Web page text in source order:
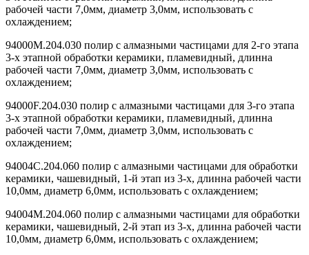
рабочей части 7,0мм, диаметр 3,0мм, использовать с
охлаждением;
94000M.204.030 полир с алмазными частицами для 2-го этапа
3-х этапной обработки керамики, пламевидный, длинна
рабочей части 7,0мм, диаметр 3,0мм, использовать с
охлаждением;
94000F.204.030 полир с алмазными частицами для 3-го этапа
3-х этапной обработки керамики, пламевидный, длинна
рабочей части 7,0мм, диаметр 3,0мм, использовать с
охлаждением;
94004C.204.060 полир с алмазными частицами для обработки
керамики, чашевидный, 1-й этап из 3-х, длинна рабочей части
10,0мм, диаметр 6,0мм, использовать с охлаждением;
94004M.204.060 полир с алмазными частицами для обработки
керамики, чашевидный, 2-й этап из 3-х, длинна рабочей части
10,0мм, диаметр 6,0мм, использовать с охлаждением;